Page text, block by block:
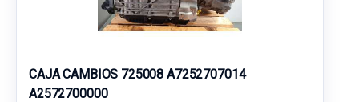
CAJA CAMBIOS 725008 A7252707014
A2572700000